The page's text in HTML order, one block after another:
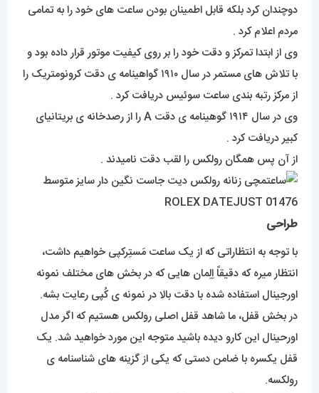
دوچندان کرد بلکه قابل اطمینان بودن ساعت های خود را به تمامی
مردم اعلام کرد .
وی از ابتدا تمرکز و دقت خود را بر روی کیفیت موتور قرار داده بود و
با تلاش های مستمر در سال ۱۹۱۰ گواهینامه ی دقت کرونومتریک را
از مرکز رتبه بندی ساعت سوئیس دریافت کرد .
وی در سال ۱۹۱۴ گوهینامه ی دقت A را از رصدخانه ی بریتانیای
کبیر دریافت کرد .
از آن پس همگان رولکس را لقب دقت نامیدند .
طراحی
با توجه به انتظاراتی که از یک ساعت مَستِرکپی خواهیم داشت،
انتظار میره که دقیقاً اِلِمان هایی که در بخش های مختلف نمونه
اورجینال استفاده شده با دقت بالا در نمونه ی کُپی رعایت بشه.
در بخش قفل، ما شاهد قفل اصلی رولکس هستیم که اگر مدل
اورحینال این کارو دیده باشید متوجه این مورد خواهید شد. یک
قفل یکسره با ضامن دستی که یکی از گزینه های شناسنامه ی
رولکسه.